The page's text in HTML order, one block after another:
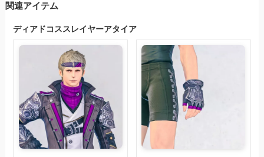
関連アイテム
ディアドコススレイヤーアタイア